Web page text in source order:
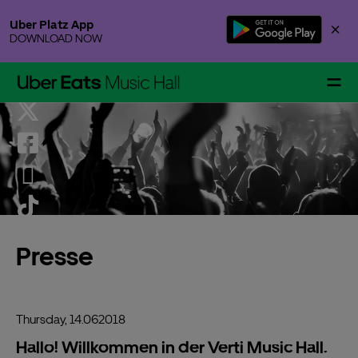
to
content
Buy
Tickets
×
Uber Platz App
DOWNLOAD NOW
Events & Tickets
Your Visit
Presse
Thursday, 14.062018
Hallo! Willkommen in der Verti Music Hall.